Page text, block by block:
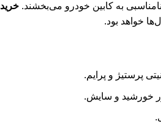
به کابین خودرو می‌بخشند.
خواهد بود.
پرستیژ و پرایم.
خورشید و سایش.